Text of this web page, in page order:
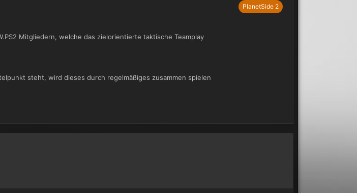
Mitgliedern, welche das zielorientierte taktische Teamplay
steht, wird dieses durch regelmäßiges zusammen spielen
PlanetSide 2